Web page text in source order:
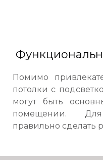
Помимо
потолки с
могут быть
помещении.
правильно сделать